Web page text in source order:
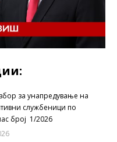
за унапредување на
службеници по
број 1/2026